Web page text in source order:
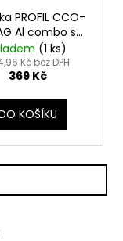
PROFIL CCO-
Al combo s
tlakom.
(1 ks)
Kč bez DPH
369 Kč
KOŠÍKU